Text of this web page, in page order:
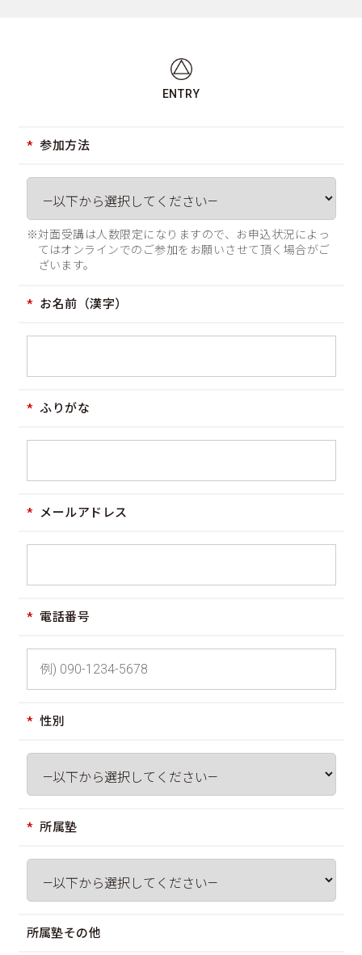
ENTRY
参加方法
※対面受講は人数限定になりますので、お申込状況によっ
てはオンラインでのご参加をお願いさせて頂く場合がご
ざいます。
お名前（漢字）
ふりがな
メールアドレス
電話番号
性別
所属塾
所属塾その他